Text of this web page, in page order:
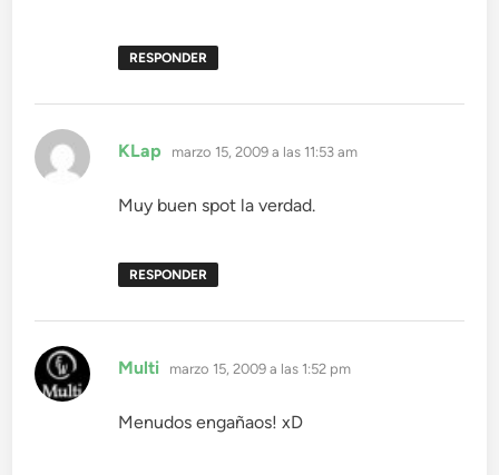
RESPONDER
KLap dice:
marzo 15, 2009 a las 11:53 am
Muy buen spot la verdad.
RESPONDER
Multi dice:
marzo 15, 2009 a las 1:52 pm
Menudos engañaos! xD